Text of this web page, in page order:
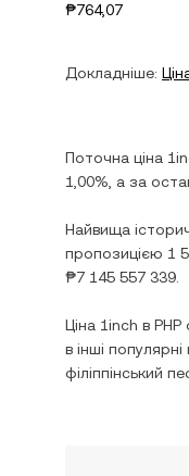
₱764,07
Докладніше:
Поточна ціна
1,00% , а за
Найвища
пропозицією 1
₱7 145 557 339
Ціна 1inch в PHP
в інші
філіппінський